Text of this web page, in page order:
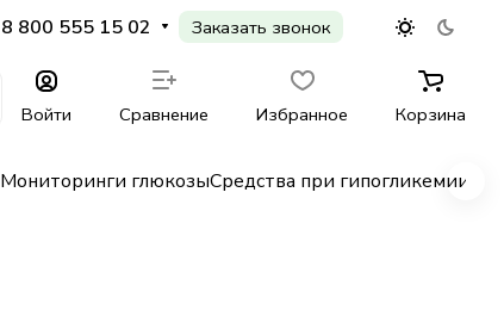
8 800 555 15 02 Заказать звонок
Войти Сравнение Избранное Корзина
Мониторинги глюкозыСредства при гипогликемии